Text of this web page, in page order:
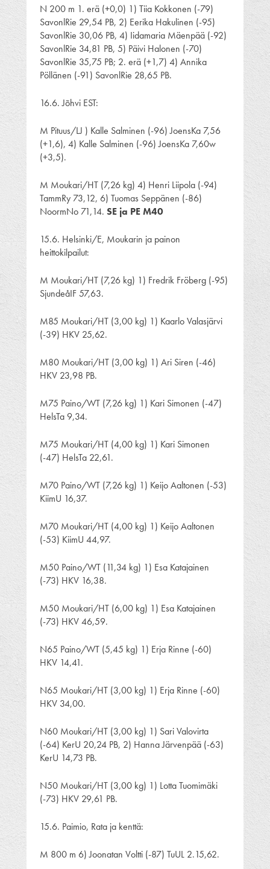
N 200 m 1. erä (+0,0) 1) Tiia Kokkonen (-79)
SavonlRie 29,54 PB, 2) Eerika Hakulinen (-95)
SavonlRie 30,06 PB, 4) Iidamaria Mäenpää (-92)
SavonlRie 34,81 PB, 5) Päivi Halonen (-70)
SavonlRie 35,75 PB; 2. erä (+1,7) 4) Annika
Pöllänen (-91) SavonlRie 28,65 PB.
16.6. Jõhvi EST:
M Pituus/LJ ) Kalle Salminen (-96) JoensKa 7,56
(+1,6), 4) Kalle Salminen (-96) JoensKa 7,60w
(+3,5).
M Moukari/HT (7,26 kg) 4) Henri Liipola (-94)
TammRy 73,12, 6) Tuomas Seppänen (-86)
NoormNo 71,14. SE ja PE M40
15.6. Helsinki/E, Moukarin ja painon
heittokilpailut:
M Moukari/HT (7,26 kg) 1) Fredrik Fröberg (-95)
SjundeåIF 57,63.
M85 Moukari/HT (3,00 kg) 1) Kaarlo Valasjärvi
(-39) HKV 25,62.
M80 Moukari/HT (3,00 kg) 1) Ari Siren (-46)
HKV 23,98 PB.
M75 Paino/WT (7,26 kg) 1) Kari Simonen (-47)
HelsTa 9,34.
M75 Moukari/HT (4,00 kg) 1) Kari Simonen
(-47) HelsTa 22,61.
M70 Paino/WT (7,26 kg) 1) Keijo Aaltonen (-53)
KiimU 16,37.
M70 Moukari/HT (4,00 kg) 1) Keijo Aaltonen
(-53) KiimU 44,97.
M50 Paino/WT (11,34 kg) 1) Esa Katajainen
(-73) HKV 16,38.
M50 Moukari/HT (6,00 kg) 1) Esa Katajainen
(-73) HKV 46,59.
N65 Paino/WT (5,45 kg) 1) Erja Rinne (-60)
HKV 14,41.
N65 Moukari/HT (3,00 kg) 1) Erja Rinne (-60)
HKV 34,00.
N60 Moukari/HT (3,00 kg) 1) Sari Valovirta
(-64) KerU 20,24 PB, 2) Hanna Järvenpää (-63)
KerU 14,73 PB.
N50 Moukari/HT (3,00 kg) 1) Lotta Tuomimäki
(-73) HKV 29,61 PB.
15.6. Paimio, Rata ja kenttä:
M 800 m 6) Joonatan Voltti (-87) TuUL 2.15,62.